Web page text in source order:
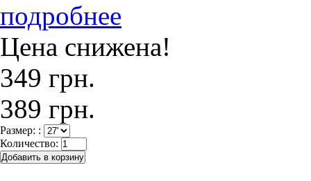
подробнее
Цена снижена!
349 грн.
389 грн.
Размер: :
Количество: